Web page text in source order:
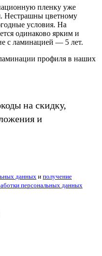
пленку уже
Нестрашны цветному
условия. На
одинаково ярким и
с ламинацией — 5 лет.
профиля в наших
на скидку,
и
данных и получение
персональных данных